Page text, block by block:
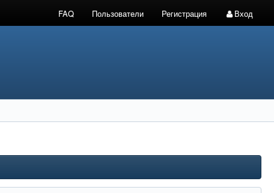
FAQ Пользователи Регистрация Вход